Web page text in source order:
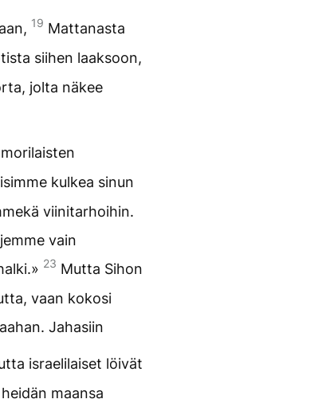
19 Mattanasta
siihen laaksoon,
jolta näkee
kulkea sinun
viinitarhoihin.
vain
23 Mutta Sihon
vaan kokosi
Jahasiin
israelilaiset löivät
maansa